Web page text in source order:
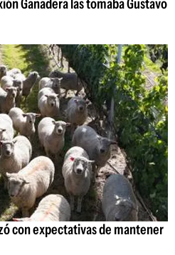
Ganadera las tomaba Gustavo
con expectativas de mantener